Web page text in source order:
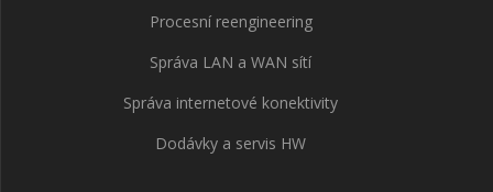
Procesní reengineering
Správa LAN a WAN sítí
Správa internetové konektivity
Dodávky a servis HW